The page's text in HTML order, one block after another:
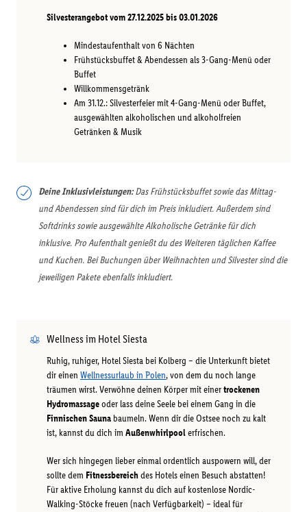
Silvesterangebot vom 27.12.2025 bis 03.01.2026
Mindestaufenthalt von 6 Nächten
Frühstücksbuffet & Abendessen als 3-Gang-Menü oder
Buffet
Willkommensgetränk
Am 31.12.: Silvesterfeier mit 4-Gang-Menü oder Buffet,
ausgewählten alkoholischen und alkoholfreien
Getränken & Musik
Deine Inklusivleistungen:Das Frühstücksbuffet sowie das Mittag-
und Abendessen sind für dich im Preis inkludiert. Außerdem sind
Softdrinks sowie ausgewählte Alkoholische Getränke für dich
inklusive. Pro Aufenthalt genießt du des Weiteren täglichen Kaffee
und Kuchen. Bei Buchungen über Weihnachten und Silvester sind die
jeweiligen Pakete ebenfalls inkludiert.
Wellness im Hotel Siesta
Ruhig, ruhiger, Hotel Siesta bei Kolberg – die Unterkunft bietet
dir einen Wellnessurlaub in Polen, von dem du noch lange
träumen wirst. Verwöhne deinen Körper mit einertrockenen
Hydromassageoder lass deine Seele bei einem Gang in die
Finnischen Sauna baumeln. Wenn dir die Ostsee noch zu kalt
ist, kannst du dich im Außenwhirlpoolerfrischen.
Wer sich hingegen lieber einmal ordentlich auspowern will, der
sollte dem Fitnessbereichdes Hotels einen Besuch abstatten!
Für aktive Erholung kannst du dich auf kostenlose Nordic-
Walking-Stöcke freuen (nach Verfügbarkeit) – ideal für